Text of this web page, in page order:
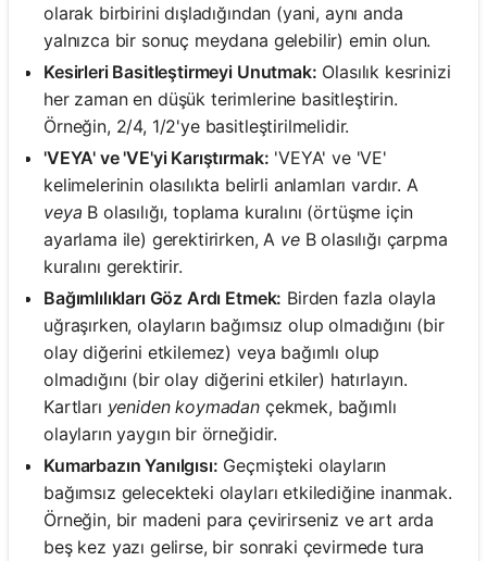
olarak birbirini dışladığından (yani, aynı anda
yalnızca bir sonuç meydana gelebilir) emin olun.
Kesirleri Basitleştirmeyi Unutmak: Olasılık kesrinizi
her zaman en düşük terimlerine basitleştirin.
Örneğin, 2/4, 1/2'ye basitleştirilmelidir.
'VEYA' ve 'VE'yi Karıştırmak: 'VEYA' ve 'VE'
kelimelerinin olasılıkta belirli anlamları vardır. A
veya B olasılığı, toplama kuralını (örtüşme için
ayarlama ile) gerektirirken, A veB olasılığı çarpma
kuralını gerektirir.
Bağımlılıkları Göz Ardı Etmek: Birden fazla olayla
uğraşırken, olayların bağımsız olup olmadığını (bir
olay diğerini etkilemez) veya bağımlı olup
olmadığını (bir olay diğerini etkiler) hatırlayın.
Kartları yeniden koymadan çekmek, bağımlı
olayların yaygın bir örneğidir.
Kumarbazın Yanılgısı: Geçmişteki olayların
bağımsız gelecekteki olayları etkilediğine inanmak.
Örneğin, bir madeni para çevirirseniz ve art arda
beş kez yazı gelirse, bir sonraki çevirmede tura